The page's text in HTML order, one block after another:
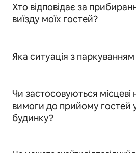
Хто відповідає за
виїзду моїх гостей?
Яка ситуація з
Чи застосовуються місцеві
вимоги до прийому гостей
будинку?